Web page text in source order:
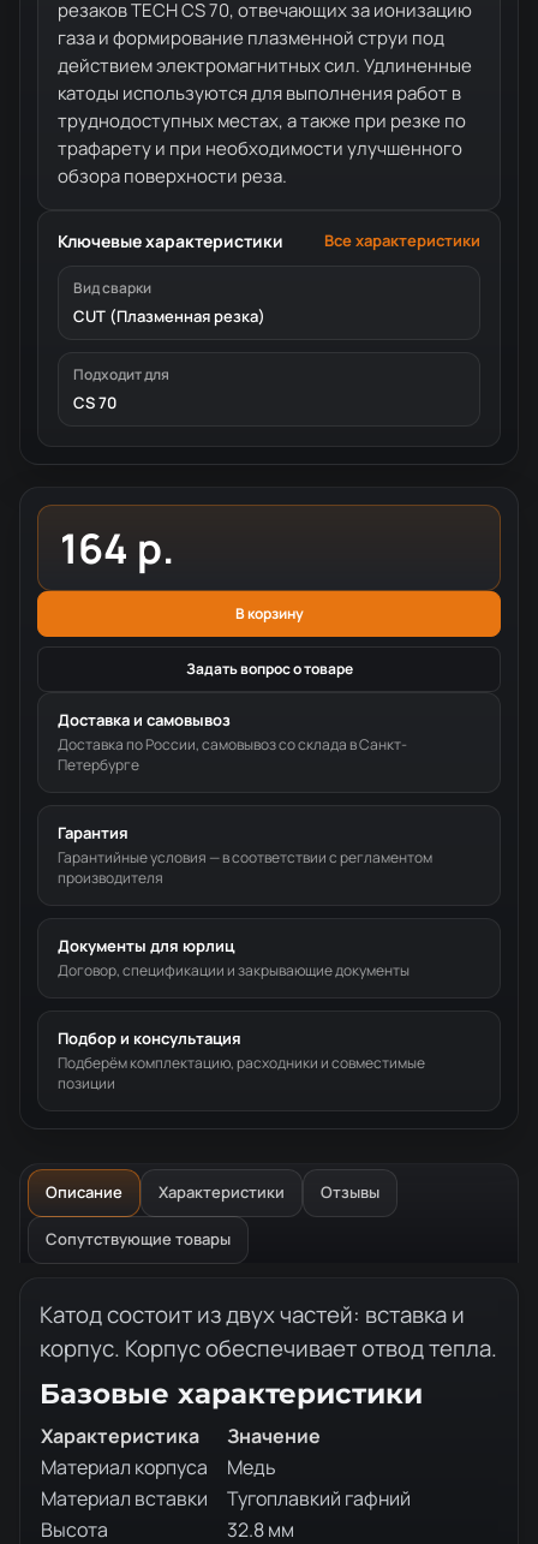
резаков TECH CS 70, отвечающих за ионизацию
газа и формирование плазменной струи под
действием электромагнитных сил. Удлиненные
катоды используются для выполнения работ в
труднодоступных местах, а также при резке по
трафарету и при необходимости улучшенного
обзора поверхности реза.
Ключевые характеристики Все характеристики
Вид сварки
CUT (Плазменная резка)
Подходит для
CS 70
164 р.
В корзину
Задать вопрос о товаре
Доставка и самовывоз
Доставка по России, самовывоз со склада в Санкт-
Петербурге
Гарантия
Гарантийные условия — в соответствии с регламентом
производителя
Документы для юрлиц
Договор, спецификации и закрывающие документы
Подбор и консультация
Подберём комплектацию, расходники и совместимые
позиции
Описание Характеристики Отзывы
Сопутствующие товары
Описание товара
Катод состоит из двух частей: вставка и
корпус. Корпус обеспечивает отвод тепла.
Базовые характеристики
Характеристика
Значение
Материал корпуса
Медь
Материал вставки
Тугоплавкий гафний
Высота
32.8 мм